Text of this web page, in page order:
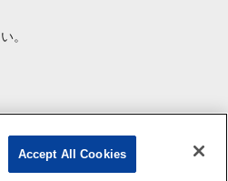
。
Accept All Cookies